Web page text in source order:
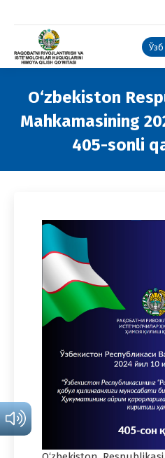
Ўзб
O‘zbekiston
Mahkamasining
405-sonli